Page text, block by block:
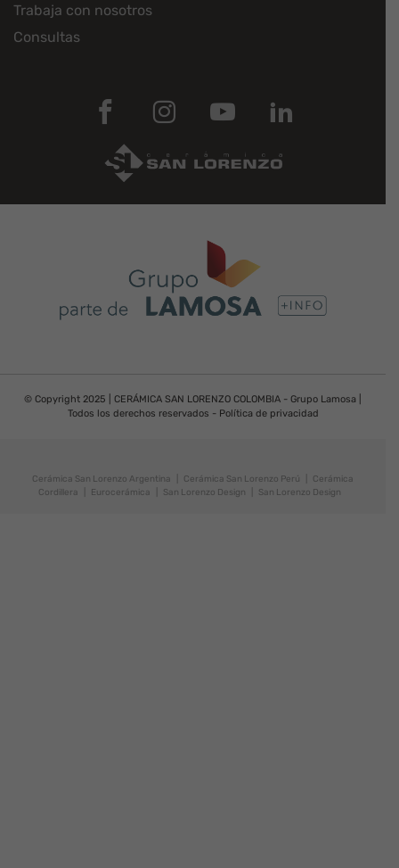
Trabaja con nosotros
Consultas
© Copyright 2025 | CERÁMICA SAN LORENZO COLOMBIA - Grupo Lamosa |
Todos los derechos reservados -Política de privacidad
Cerámica San Lorenzo Argentina Cerámica San Lorenzo Perú
Cerámica
Cordillera
Eurocerámica San Lorenzo Design San Lorenzo Design